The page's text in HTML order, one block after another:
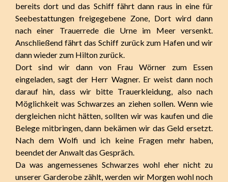
bereits dort und das Schiff fährt dann raus in eine für
Seebestattungen freigegebene Zone, Dort wird dann
nach einer Trauerrede die Urne im Meer versenkt.
Anschließend fährt das Schiff zurück zum Hafen und wir
dann wieder zum Hilton zurück.
Dort sind wir dann von Frau Wörner zum Essen
eingeladen, sagt der Herr Wagner. Er weist dann noch
darauf hin, dass wir bitte Trauerkleidung, also nach
Möglichkeit was Schwarzes an ziehen sollen. Wenn wie
dergleichen nicht hätten, sollten wir was kaufen und die
Belege mitbringen, dann bekämen wir das Geld ersetzt.
Nach dem Wolfi und ich keine Fragen mehr haben,
beendet der Anwalt das Gespräch.
Da was angemessenes Schwarzes wohl eher nicht zu
unserer Garderobe zählt, werden wir Morgen wohl noch